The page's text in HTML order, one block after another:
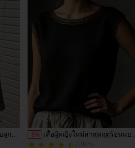
ผูก
-3%
เสื้อผู้หญิงใหม่ล่าสุดฤดูร้อนแบบ
สบายๆ ตกแต่งระบายที่คอและ